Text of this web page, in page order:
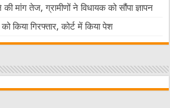
मांग तेज, ग्रामीणों ने विधायक को सौंपा ज्ञापन
किया गिरफ्तार, कोर्ट में किया पेश